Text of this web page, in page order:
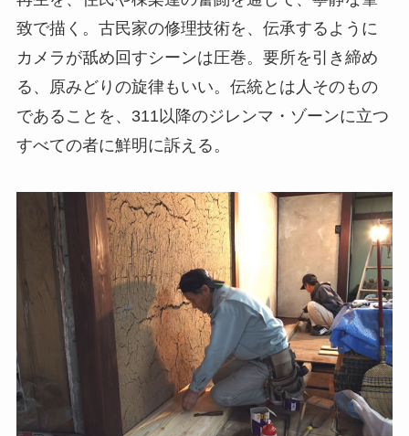
致で描く。古民家の修理技術を、伝承するように
カメラが舐め回すシーンは圧巻。要所を引き締め
る、原みどりの旋律もいい。伝統とは人そのもの
であることを、311以降のジレンマ・ゾーンに立つ
すべての者に鮮明に訴える。